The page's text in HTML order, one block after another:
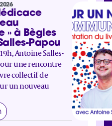
» à Bègles
Papou
Antoine Salles-
une rencontre
collectif de
un nouveau